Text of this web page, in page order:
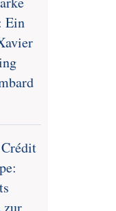
Ein
zur